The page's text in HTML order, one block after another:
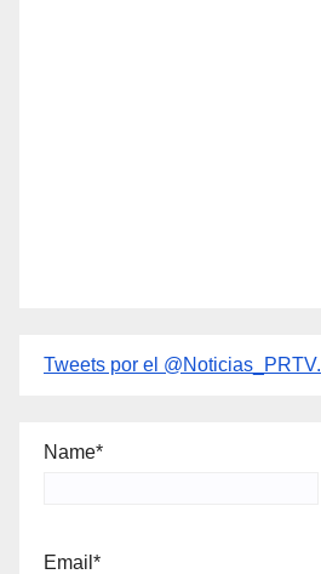
Tweets por el @Noticias_PRTV.
Name*
Email*